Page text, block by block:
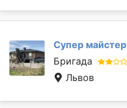
Супер майстер
Бригада
Львов